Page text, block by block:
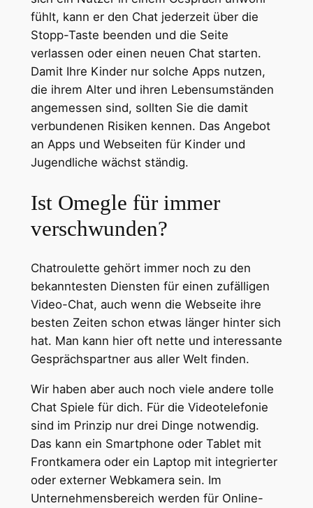
fühlt, kann er den Chat jederzeit über die
Stopp-Taste beenden und die Seite
verlassen oder einen neuen Chat starten.
Damit Ihre Kinder nur solche Apps nutzen,
die ihrem Alter und ihren Lebensumständen
angemessen sind, sollten Sie die damit
verbundenen Risiken kennen. Das Angebot
an Apps und Webseiten für Kinder und
Jugendliche wächst ständig.
Ist Omegle für immer
verschwunden?
Chatroulette gehört immer noch zu den
bekanntesten Diensten für einen zufälligen
Video-Chat, auch wenn die Webseite ihre
besten Zeiten schon etwas länger hinter sich
hat. Man kann hier oft nette und interessante
Gesprächspartner aus aller Welt finden.
Wir haben aber auch noch viele andere tolle
Chat Spiele für dich. Für die Videotelefonie
sind im Prinzip nur drei Dinge notwendig.
Das kann ein Smartphone oder Tablet mit
Frontkamera oder ein Laptop mit integrierter
oder externer Webkamera sein. Im
Unternehmensbereich werden für Online-